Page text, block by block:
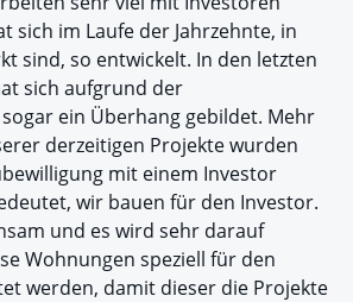
sich im Laufe der Jahrzehnte, in
sind, so entwickelt. In den letzten
sich aufgrund der
ein Überhang gebildet. Mehr
derzeitigen Projekte wurden
mit einem Investor
wir bauen für den Investor.
und es wird sehr darauf
Wohnungen speziell für den
werden, damit dieser die Projekte